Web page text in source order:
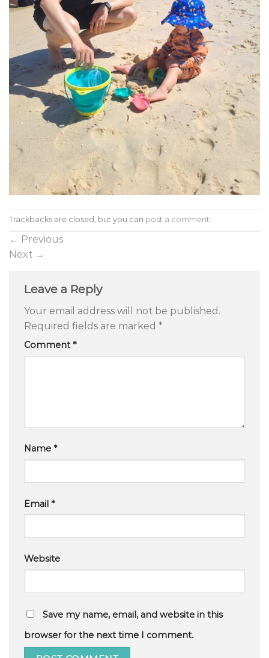
Trackbacks are closed, but you can post a comment
← Previous
Next →
Leave a Reply
Your email address will not be published.
Required fields are marked *
Comment*
Name *
Email *
Website
Save my name, email, and website in this
browser for the next time I comment.